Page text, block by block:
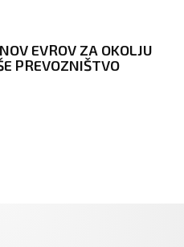
EVROV ZA OKOLJU
PREVOZNIŠTVO